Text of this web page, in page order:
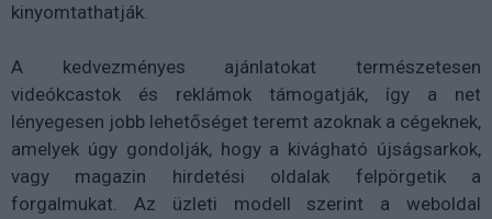
kinyomtathatják.
A kedvezményes ajánlatokat természetesen
videókcastok és reklámok támogatják, így a net
lényegesen jobb lehetőséget teremt azoknak a cégeknek,
amelyek úgy gondolják, hogy a kivágható újságsarkok,
vagy magazin hirdetési oldalak felpörgetik a
forgalmukat. Az üzleti modell szerint a weboldal